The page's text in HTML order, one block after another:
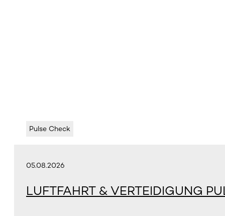
Pulse Check
05.08.2026
LUFTFAHRT & VERTEIDIGUNG